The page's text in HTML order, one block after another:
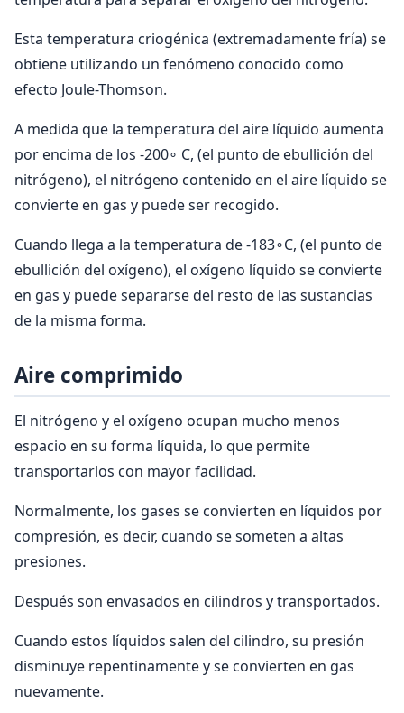
Esta temperatura criogénica (extremadamente fría) se
obtiene utilizando un fenómeno conocido como
efecto Joule-Thomson.
A medida que la temperatura del aire líquido aumenta
por encima de los -200∘ C, (el punto de ebullición del
nitrógeno), el nitrógeno contenido en el aire líquido se
convierte en gas y puede ser recogido.
Cuando llega a la temperatura de -183∘C, (el punto de
ebullición del oxígeno), el oxígeno líquido se convierte
en gas y puede separarse del resto de las sustancias
de la misma forma.
Aire comprimido
El nitrógeno y el oxígeno ocupan mucho menos
espacio en su forma líquida, lo que permite
transportarlos con mayor facilidad.
Normalmente, los gases se convierten en líquidos por
compresión, es decir, cuando se someten a altas
presiones.
Después son envasados en cilindros y transportados.
Cuando estos líquidos salen del cilindro, su presión
disminuye repentinamente y se convierten en gas
nuevamente.